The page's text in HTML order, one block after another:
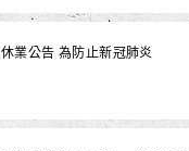
休業公告 為防止新冠肺炎